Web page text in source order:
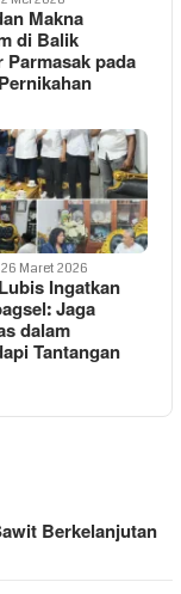
Makna
di Balik
pada
26 Maret 2026
Ingatkan
Jaga
dalam
Tantangan
Berkelanjutan